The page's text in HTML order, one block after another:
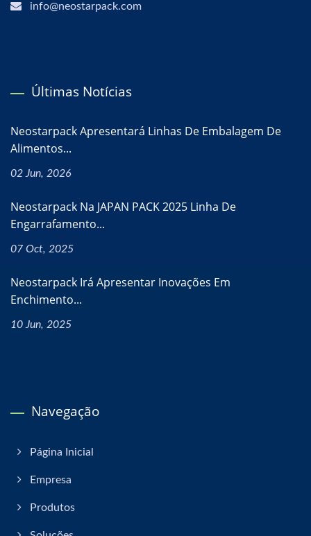
info@neostarpack.com
Últimas Notícias
Neostarpack Apresentará Linhas De Embalagem De
Alimentos...
02 Jun, 2026
Neostarpack Na JAPAN PACK 2025 Linha De
Engarrafamento...
07 Oct, 2025
Neostarpack Irá Apresentar Inovações Em
Enchimento...
10 Jun, 2025
Navegação
Página Inicial
Empresa
Produtos